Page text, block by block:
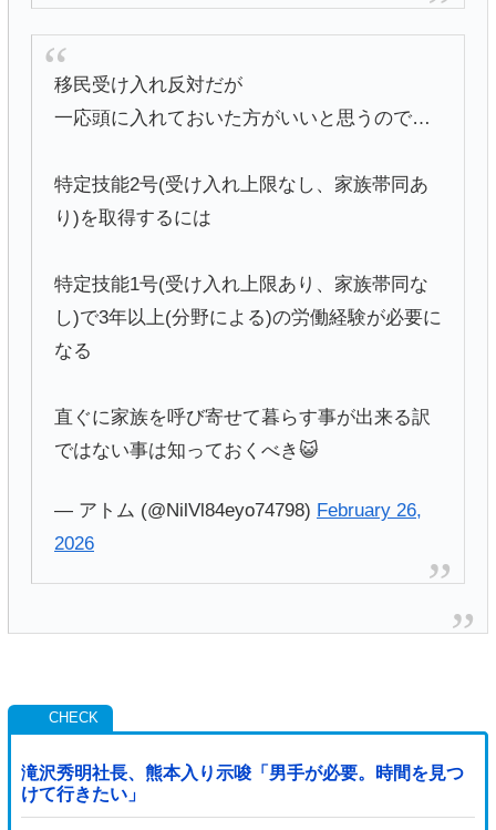
移民受け入れ反対だが
一応頭に入れておいた方がいいと思うので…
特定技能2号(受け入れ上限なし、家族帯同あ
り)を取得するには
特定技能1号(受け入れ上限あり、家族帯同な
し)で3年以上(分野による)の労働経験が必要に
なる
直ぐに家族を呼び寄せて暮らす事が出来る訳
ではない事は知っておくべき😺
— アトム (@NilVl84eyo74798) February 26,
2026
滝沢秀明社長、熊本入り示唆「男手が必要。時間を見つ
けて行きたい」